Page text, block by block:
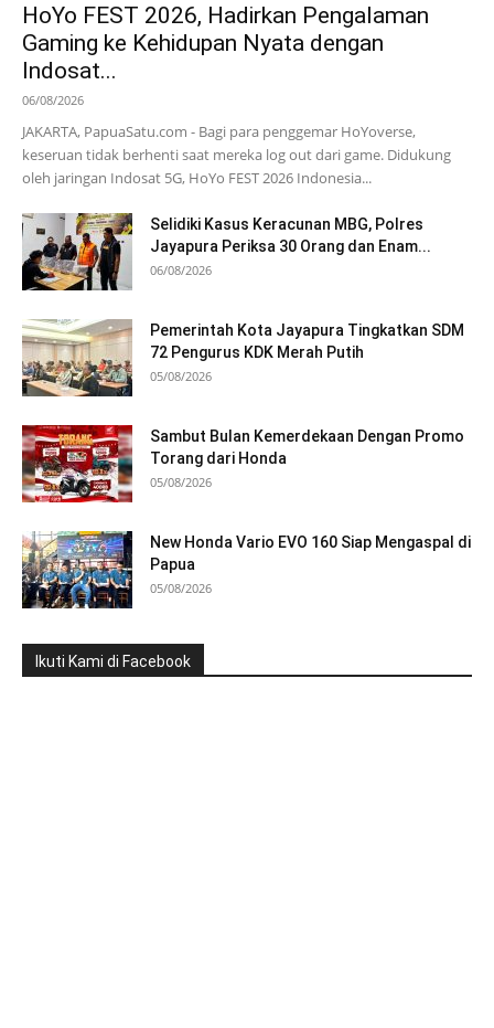
HoYo FEST 2026, Hadirkan Pengalaman
Gaming ke Kehidupan Nyata dengan
Indosat...
06/08/2026
JAKARTA, PapuaSatu.com - Bagi para penggemar HoYoverse,
keseruan tidak berhenti saat mereka log out dari game. Didukung
oleh jaringan Indosat 5G, HoYo FEST 2026 Indonesia...
Selidiki Kasus Keracunan MBG, Polres
Jayapura Periksa 30 Orang dan Enam...
06/08/2026
Pemerintah Kota Jayapura Tingkatkan SDM
72 Pengurus KDK Merah Putih
05/08/2026
Sambut Bulan Kemerdekaan Dengan Promo
Torang dari Honda
05/08/2026
New Honda Vario EVO 160 Siap Mengaspal di
Papua
05/08/2026
Ikuti Kami di Facebook